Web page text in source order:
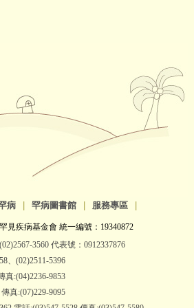
病 罕病圖書館 服務專區
見疾病基金會 統一編號：19340872
3560 代表號：0912337876
、(02)2511-5396
真:(04)2236-9853
真:(07)229-9095